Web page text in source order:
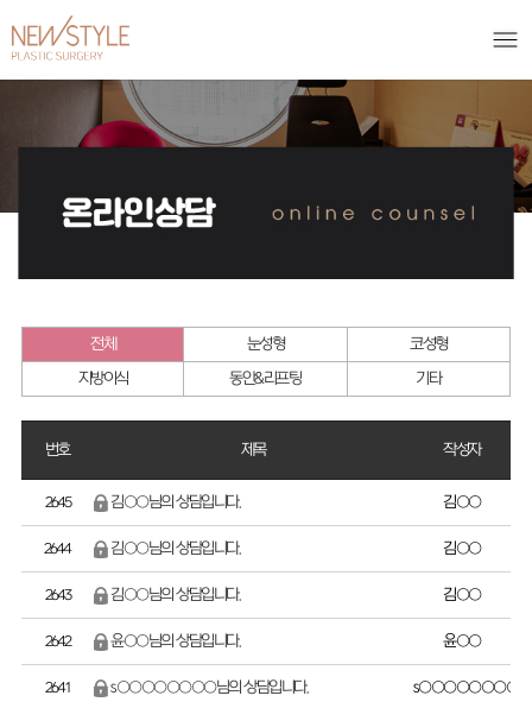
전체 눈성형
코성형
지방이식
동안&리프팅 기타
번호 제목 작성자
2645 김○○님의 상담입니다. 김○○
2644 김○○님의 상담입니다. 김○○
2643 김○○님의 상담입니다. 김○○
2642 윤○○님의 상담입니다. 윤○○
2641 s○○○○○○○○님의 상담입니다. s○○○○○○○○